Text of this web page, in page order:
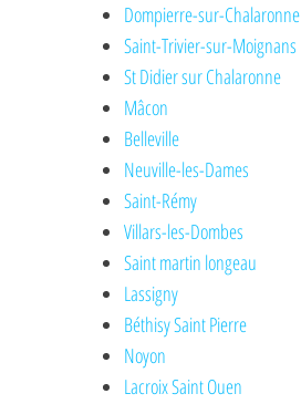
Dompierre-sur-Chalaronne
Saint-Trivier-sur-Moignans
St Didier sur Chalaronne
Mâcon
Belleville
Neuville-les-Dames
Saint-Rémy
Villars-les-Dombes
Saint martin longeau
Lassigny
Béthisy Saint Pierre
Noyon
Lacroix Saint Ouen